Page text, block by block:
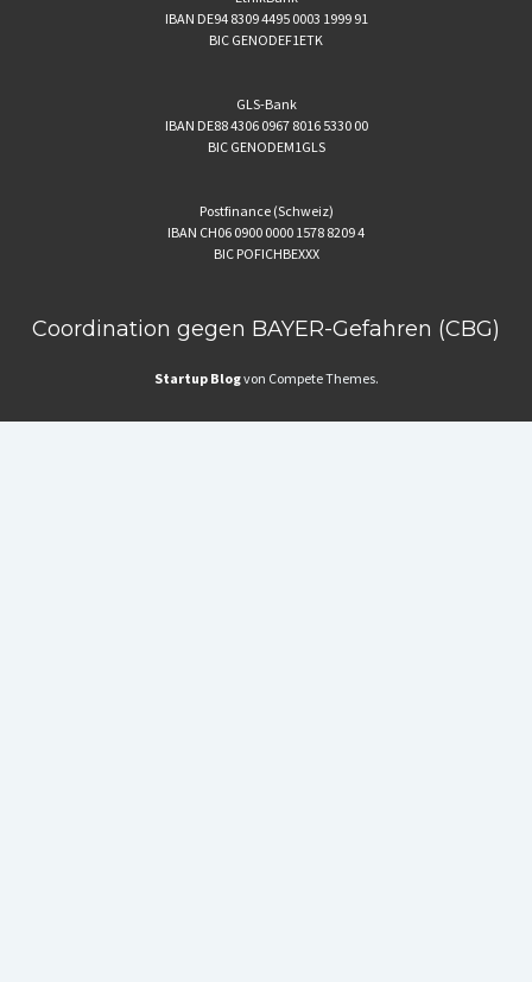
IBAN DE94 8309 4495 0003 1999 91
BIC GENODEF1ETK
GLS-Bank
IBAN DE88 4306 0967 8016 5330 00
BIC GENODEM1GLS
Postfinance (Schweiz)
IBAN CH06 0900 0000 1578 8209 4
BIC POFICHBEXXX
Coordination gegen BAYER-Gefahren (CBG)
Startup Blogvon Compete Themes.